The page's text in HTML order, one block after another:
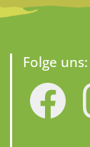
Folge uns: